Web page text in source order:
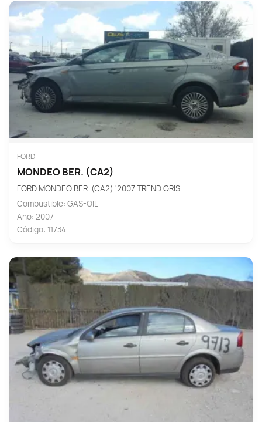
FORD
MONDEO BER. (CA2)
FORD MONDEO BER. (CA2) '2007 TREND GRIS
Combustible: GAS-OIL
Año: 2007
Código: 11734